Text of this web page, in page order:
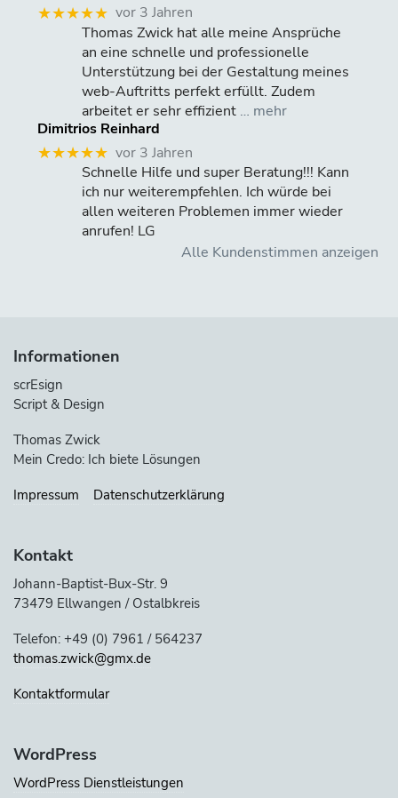
★★★★★ vor 3 Jahren
Thomas Zwick hat alle meine Ansprüche
an eine schnelle und professionelle
Unterstützung bei der Gestaltung meines
web-Auftritts perfekt erfüllt. Zudem
arbeitet er sehr effizient … mehr
Dimitrios Reinhard
★★★★★ vor 3 Jahren
Schnelle Hilfe und super Beratung!!! Kann
ich nur weiterempfehlen. Ich würde bei
allen weiteren Problemen immer wieder
anrufen! LG
Alle Kundenstimmen anzeigen
Informationen
scrEsign
Script & Design
Thomas Zwick
Mein Credo: Ich biete Lösungen
Impressum
Datenschutzerklärung
Kontakt
Johann-Baptist-Bux-Str. 9
73479 Ellwangen / Ostalbkreis
Telefon: +49 (0) 7961 / 564237
thomas.zwick@gmx.de
Kontaktformular
WordPress
WordPress Dienstleistungen